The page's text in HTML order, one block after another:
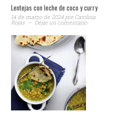
Lentejas con leche de coco y curry
14 de marzo de 2024porCarolina
Rojas Dejar un comentario